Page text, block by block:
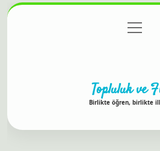
Gizlilik Politikası
menüyü
aç
Topluluk ve
Birlikte öğren, birlikte